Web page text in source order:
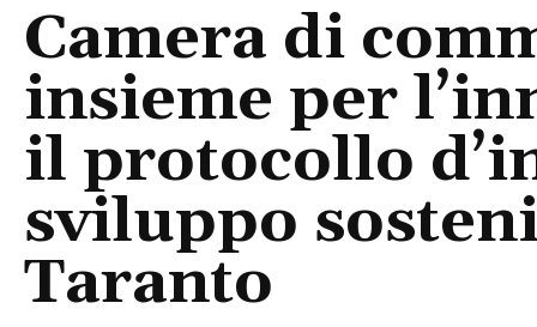
Camera di
insieme per
il protocollo
sviluppo
Taranto